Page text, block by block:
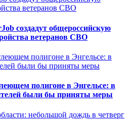
создадут общероссийскую
ветеранов СВО
полигоне в Энгельсе: в
были бы приняты меры